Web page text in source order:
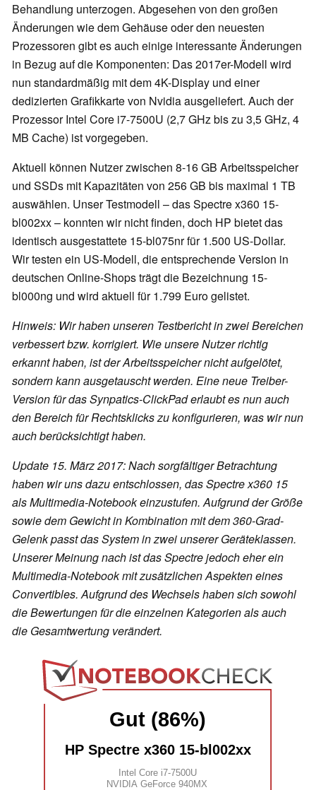
Behandlung unterzogen. Abgesehen von den großen
Änderungen wie dem Gehäuse oder den neuesten
Prozessoren gibt es auch einige interessante Änderungen
in Bezug auf die Komponenten: Das 2017er-Modell wird
nun standardmäßig mit dem 4K-Display und einer
dedizierten Grafikkarte von Nvidia ausgeliefert. Auch der
Prozessor Intel Core i7-7500U (2,7 GHz bis zu 3,5 GHz, 4
MB Cache) ist vorgegeben.
Aktuell können Nutzer zwischen 8-16 GB Arbeitsspeicher
und SSDs mit Kapazitäten von 256 GB bis maximal 1 TB
auswählen. Unser Testmodell – das Spectre x360 15-
bl002xx – konnten wir nicht finden, doch HP bietet das
identisch ausgestattete 15-bl075nr für 1.500 US-Dollar.
Wir testen ein US-Modell, die entsprechende Version in
deutschen Online-Shops trägt die Bezeichnung 15-
bl000ng und wird aktuell für 1.799 Euro gelistet.
Hinweis: Wir haben unseren Testbericht in zwei Bereichen
verbessert bzw. korrigiert. Wie unsere Nutzer richtig
erkannt haben, ist der Arbeitsspeicher nicht aufgelötet,
sondern kann ausgetauscht werden. Eine neue Treiber-
Version für das Synpatics-ClickPad erlaubt es nun auch
den Bereich für Rechtsklicks zu konfigurieren, was wir nun
auch berücksichtigt haben.
Update 15. März 2017: Nach sorgfältiger Betrachtung
haben wir uns dazu entschlossen, das Spectre x360 15
als Multimedia-Notebook einzustufen. Aufgrund der Größe
sowie dem Gewicht in Kombination mit dem 360-Grad-
Gelenk passt das System in zwei unserer Geräteklassen.
Unserer Meinung nach ist das Spectre jedoch eher ein
Multimedia-Notebook mit zusätzlichen Aspekten eines
Convertibles. Aufgrund des Wechsels haben sich sowohl
die Bewertungen für die einzelnen Kategorien als auch
die Gesamtwertung verändert.
Gut (86%)
HP Spectre x360 15-bl002xx
Intel Core i7-7500U
NVIDIA GeForce 940MX